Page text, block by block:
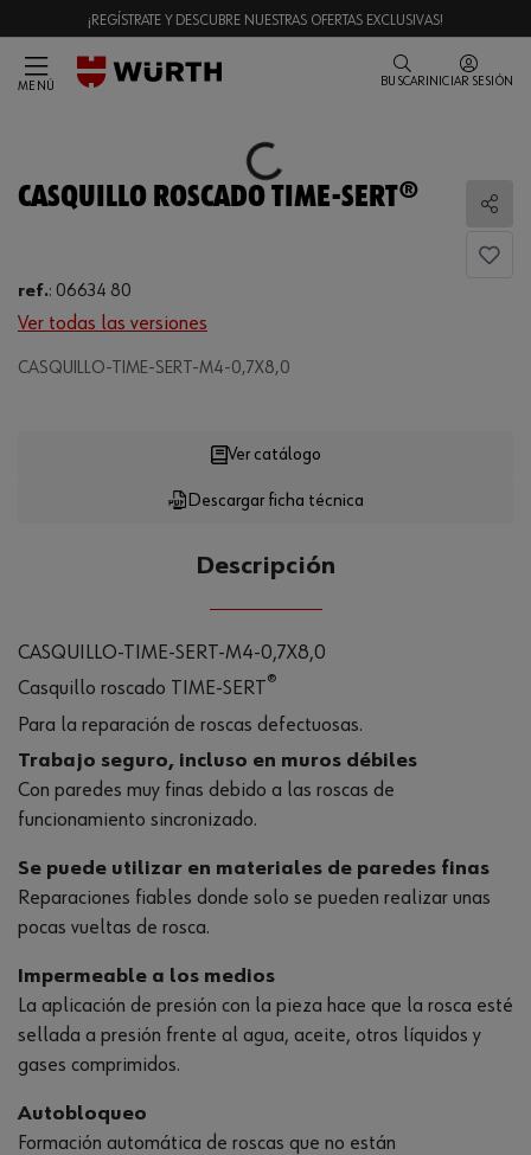
¡REGÍSTRATE Y DESCUBRE NUESTRAS OFERTAS EXCLUSIVAS!
MENÚ BUSCAR INICIAR SESIÓN
Loading...
CASQUILLO ROSCADO TIME-SERT®
ref.: 06634 80
Ver todas las versiones
CASQUILLO-TIME-SERT-M4-0,7X8,0
Descargar ficha técnica
Ver catálogo
Descripción
CASQUILLO-TIME-SERT-M4-0,7X8,0
Casquillo roscado TIME-SERT®
Para la reparación de roscas defectuosas.
Trabajo seguro, incluso en muros débiles
Con paredes muy finas debido a las roscas de
funcionamiento sincronizado.
Se puede utilizar en materiales de paredes finas
Reparaciones fiables donde solo se pueden realizar unas
pocas vueltas de rosca.
Impermeable a los medios
La aplicación de presión con la pieza hace que la rosca esté
sellada a presión frente al agua, aceite, otros líquidos y
gases comprimidos.
Autobloqueo
Formación automática de roscas que no están